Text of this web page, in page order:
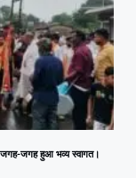
जगह-जगह हुआ भव्य स्वागत।